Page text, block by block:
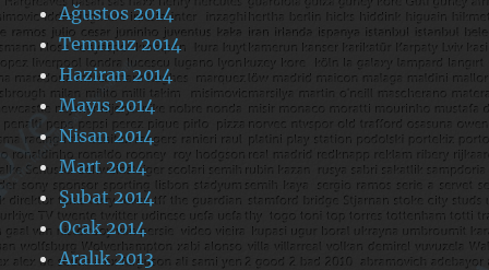
Ağustos 2014
Temmuz 2014
Haziran 2014
Mayıs 2014
Nisan 2014
Mart 2014
Şubat 2014
Ocak 2014
Aralık 2013